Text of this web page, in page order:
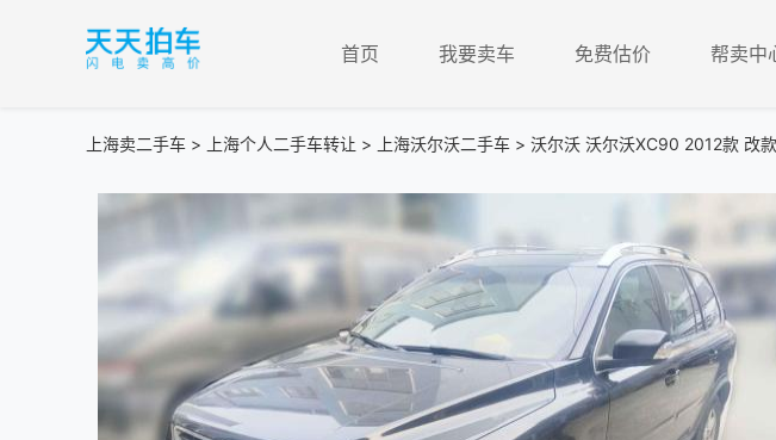
首页 我要卖车 免费估价 帮卖中
上海卖二手车 > 上海个人二手车转让 > 上海沃尔沃二手车 > 沃尔沃 沃尔沃XC90 2012款 改